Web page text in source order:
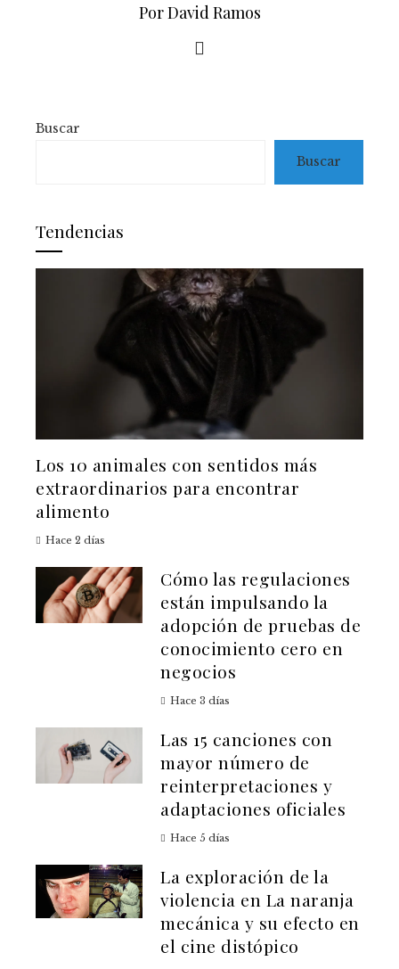
Por David Ramos
Buscar
Buscar
Tendencias
Los 10 animales con sentidos más
extraordinarios para encontrar
alimento
Hace 2 días
Cómo las regulaciones
están impulsando la
adopción de pruebas de
conocimiento cero en
negocios
Hace 3 días
Las 15 canciones con
mayor número de
reinterpretaciones y
adaptaciones oficiales
Hace 5 días
La exploración de la
violencia en La naranja
mecánica y su efecto en
el cine distópico